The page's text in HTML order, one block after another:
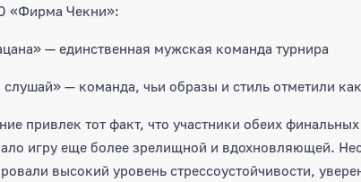
«Фирма Чекни»:
— единственная мужская команда турнира
— команда, чьи образы и стиль отметили
привлек тот факт, что участники обеих
игру еще более зрелищной и вдохновляющей.
высокий уровень стрессоустойчивости,